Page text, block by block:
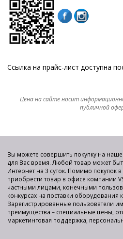
Ссылка на прайс-лист доступна
Цена на сайте носит
публичной
Вы можете совершить покупку на
для Вас время. Любой товар может
Интернет на 3 суток. Помимо покупок
приобрести товар в офисе компании
частными лицами, конечными
конкурсах на поставки оборудования
Зарегистрированные пользователи
преимущества – специальные цены,
маркетинговая поддержка,